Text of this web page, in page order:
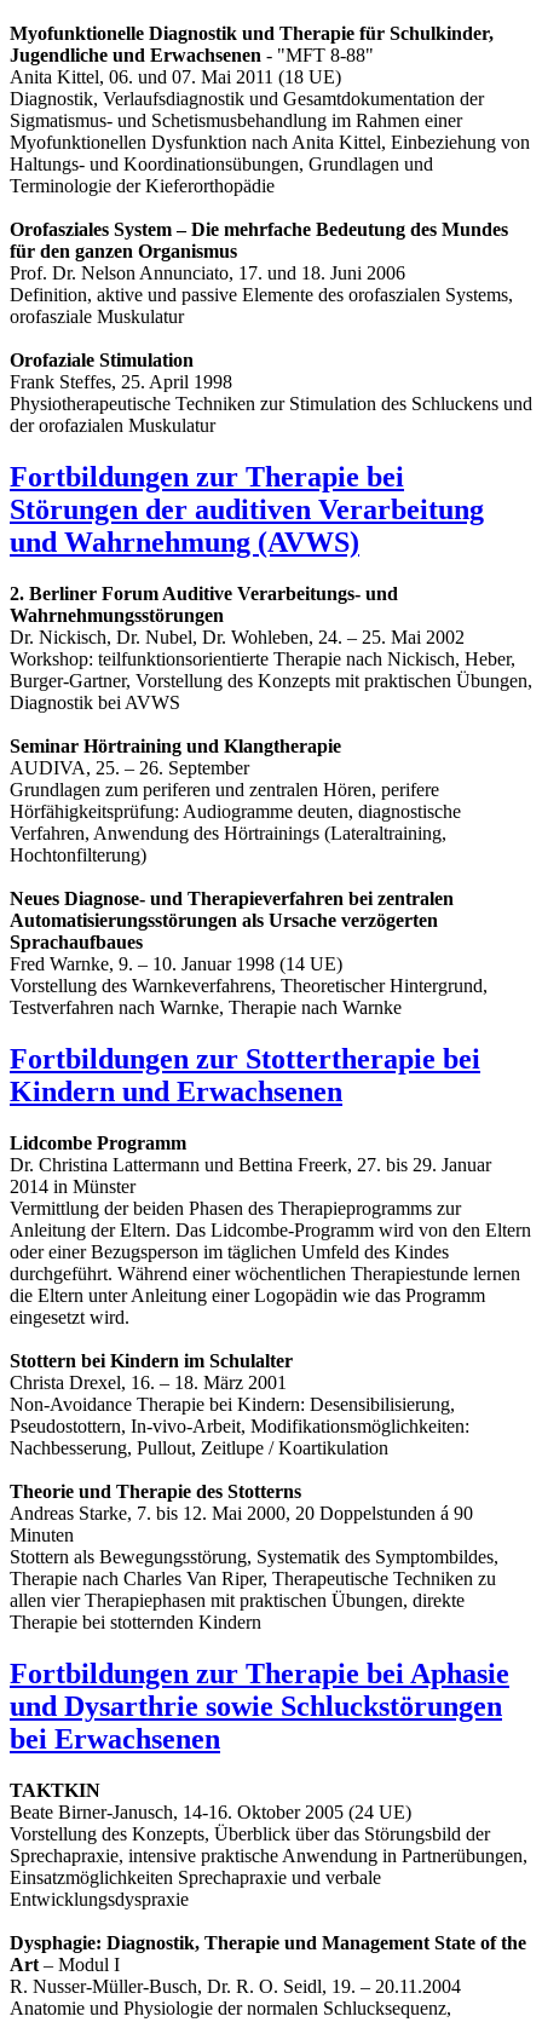
Myofunktionelle Diagnostik und Therapie für Schulkinder,
Jugendliche und Erwachsenen - "MFT 8-88"
Anita Kittel, 06. und 07. Mai 2011 (18 UE)
Diagnostik, Verlaufsdiagnostik und Gesamtdokumentation der
Sigmatismus- und Schetismusbehandlung im Rahmen einer
Myofunktionellen Dysfunktion nach Anita Kittel, Einbeziehung von
Haltungs- und Koordinationsübungen, Grundlagen und
Terminologie der Kieferorthopädie
Orofasziales System – Die mehrfache Bedeutung des Mundes
für den ganzen Organismus
Prof. Dr. Nelson Annunciato, 17. und 18. Juni 2006
Definition, aktive und passive Elemente des orofaszialen Systems,
orofasziale Muskulatur
Orofaziale Stimulation
Frank Steffes, 25. April 1998
Physiotherapeutische Techniken zur Stimulation des Schluckens und
der orofazialen Muskulatur
Fortbildungen zur Therapie bei
Störungen der auditiven Verarbeitung
und Wahrnehmung (AVWS)
2. Berliner Forum Auditive Verarbeitungs- und
Wahrnehmungsstörungen
Dr. Nickisch, Dr. Nubel, Dr. Wohleben, 24. – 25. Mai 2002
Workshop: teilfunktionsorientierte Therapie nach Nickisch, Heber,
Burger-Gartner, Vorstellung des Konzepts mit praktischen Übungen,
Diagnostik bei AVWS
Seminar Hörtraining und Klangtherapie
AUDIVA, 25. – 26. September
Grundlagen zum periferen und zentralen Hören, perifere
Hörfähigkeitsprüfung: Audiogramme deuten, diagnostische
Verfahren, Anwendung des Hörtrainings (Lateraltraining,
Hochtonfilterung)
Neues Diagnose- und Therapieverfahren bei zentralen
Automatisierungsstörungen als Ursache verzögerten
Sprachaufbaues
Fred Warnke, 9. – 10. Januar 1998 (14 UE)
Vorstellung des Warnkeverfahrens, Theoretischer Hintergrund,
Testverfahren nach Warnke, Therapie nach Warnke
Fortbildungen zur Stottertherapie bei
Kindern und Erwachsenen
Lidcombe Programm
Dr. Christina Lattermann und Bettina Freerk, 27. bis 29. Januar
2014 in Münster
Vermittlung der beiden Phasen des Therapieprogramms zur
Anleitung der Eltern. Das Lidcombe-Programm wird von den Eltern
oder einer Bezugsperson im täglichen Umfeld des Kindes
durchgeführt. Während einer wöchentlichen Therapiestunde lernen
die Eltern unter Anleitung einer Logopädin wie das Programm
eingesetzt wird.
Stottern bei Kindern im Schulalter
Christa Drexel, 16. – 18. März 2001
Non-Avoidance Therapie bei Kindern: Desensibilisierung,
Pseudostottern, In-vivo-Arbeit, Modifikationsmöglichkeiten:
Nachbesserung, Pullout, Zeitlupe / Koartikulation
Theorie und Therapie des Stotterns
Andreas Starke, 7. bis 12. Mai 2000, 20 Doppelstunden á 90
Minuten
Stottern als Bewegungsstörung, Systematik des Symptombildes,
Therapie nach Charles Van Riper, Therapeutische Techniken zu
allen vier Therapiephasen mit praktischen Übungen, direkte
Therapie bei stotternden Kindern
Fortbildungen zur Therapie bei Aphasie
und Dysarthrie sowie Schluckstörungen
bei Erwachsenen
TAKTKIN
Beate Birner-Janusch, 14-16. Oktober 2005 (24 UE)
Vorstellung des Konzepts, Überblick über das Störungsbild der
Sprechapraxie, intensive praktische Anwendung in Partnerübungen,
Einsatzmöglichkeiten Sprechapraxie und verbale
Entwicklungsdyspraxie
Dysphagie: Diagnostik, Therapie und Management State of the
Art – Modul I
R. Nusser-Müller-Busch, Dr. R. O. Seidl, 19. – 20.11.2004
Anatomie und Physiologie der normalen Schlucksequenz,